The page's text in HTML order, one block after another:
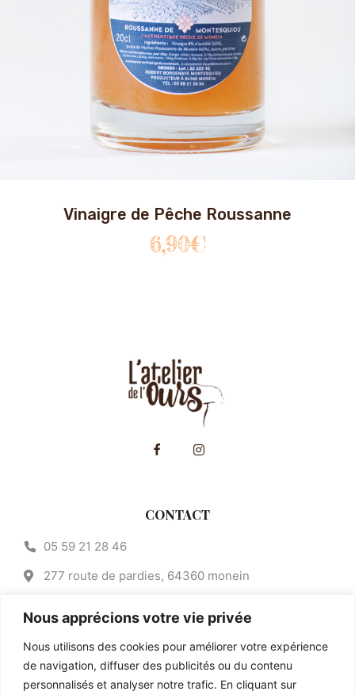
Nous apprécions votre vie privée
Nous utilisons des cookies pour améliorer votre expérience
de navigation, diffuser des publicités ou du contenu
personnalisés et analyser notre trafic. En cliquant sur
Vinaigre de Pêche Roussanne
6,90€
CONTACT
05 59 21 28 46
277 route de pardies, 64360 monein
CATEGORIES
Salé